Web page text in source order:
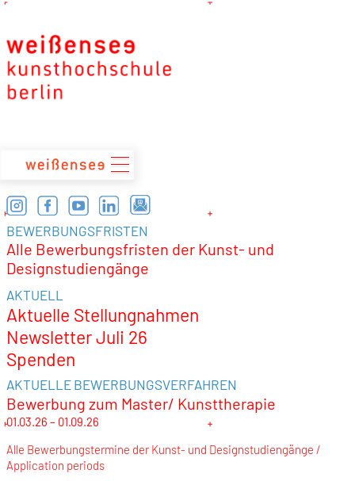
zum
BEWERBUNGSFRISTEN
Alle Bewerbungsfristen der Kunst- und
Designstudiengänge
AKTUELL
Aktuelle Stellungnahmen
Newsletter Juli 26
Spenden
AKTUELLE BEWERBUNGSVERFAHREN
Bewerbung zum Master/ Kunsttherapie
01.03.26 – 01.09.26
Alle Bewerbungstermine der Kunst- und Designstudiengänge /
Application periods